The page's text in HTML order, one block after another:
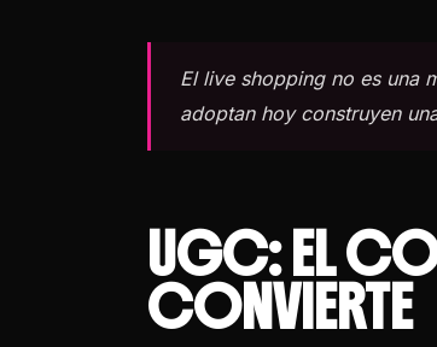
El live shopping no es una
adoptan hoy construyen
UGC: EL
CONVIERTE